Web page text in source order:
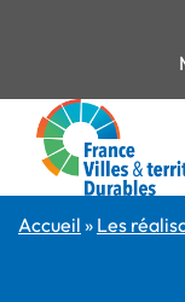
Accueil » Les